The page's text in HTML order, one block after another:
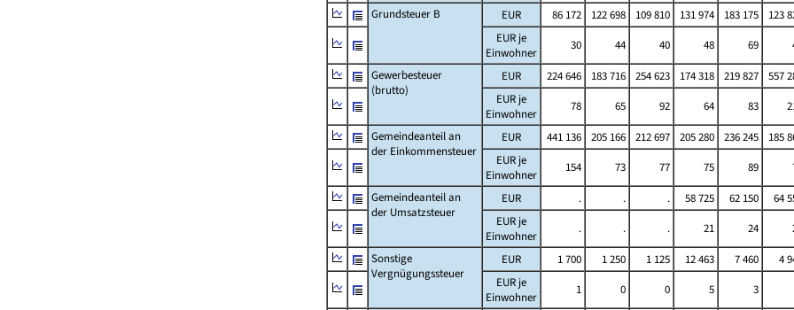
Grundsteuer B
EUR 86 172 122 698 109 810 131 974 183 175 123
EUR je
Einwohner
30 44 40 48 69
Gewerbesteuer
(brutto)
EUR 224 646 183 716 254 623 174 318 219 827 557
EUR je
Einwohner
78 65 92 64 83
Gemeindeanteil an
der Einkommensteuer
EUR 441 136 205 166 212 697 205 280 236 245 185
EUR je
Einwohner
154 73 77 75 89
Gemeindeanteil an
der Umsatzsteuer
EUR . . . 58 725 62 150 64
EUR je
Einwohner
. . . 21 24
Sonstige
Vergnügungssteuer
EUR 1 700 1 250 1 125 12 463 7 460 4
EUR je
Einwohner
1 0 0 5 3